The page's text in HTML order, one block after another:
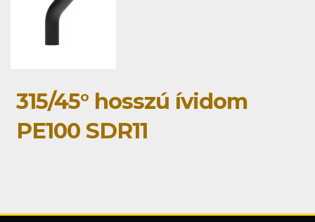
315/45° hosszú ívidom
PE100 SDR11